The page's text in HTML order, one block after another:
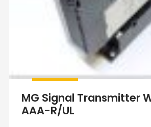
MG Signal Transmitter
AAA-R/UL